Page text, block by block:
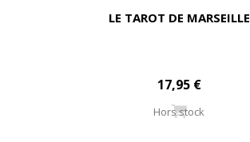
LE TAROT DE MARSEILLE
17,95 €
Hors stock